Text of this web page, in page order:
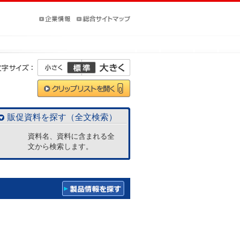
販促資料を探す（全文検索）
資料名、資料に含まれる全
文から検索します。